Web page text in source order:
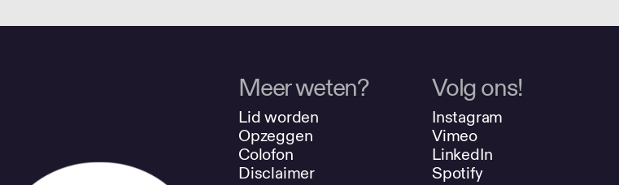
Meer weten?
Lid worden
Opzeggen
Colofon
Disclaimer
Volg ons!
Instagram
Vimeo
LinkedIn
Spotify